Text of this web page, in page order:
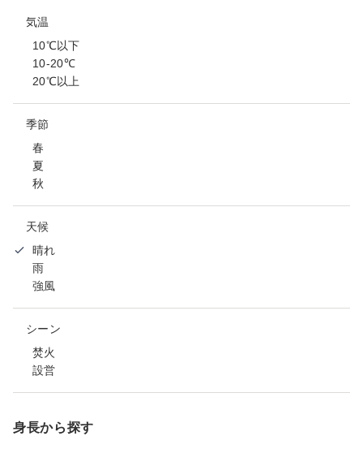
気温
10℃以下
10-20℃
20℃以上
季節
春
夏
秋
天候
晴れ
雨
強風
シーン
焚火
設営
身長から探す